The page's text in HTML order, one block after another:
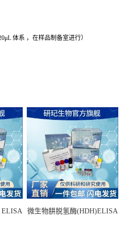
体系 ，在样品制备室进行）
微生物肼脱氢酶(HDH)ELISA